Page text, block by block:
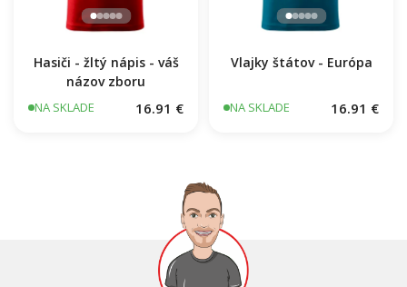
Hasiči - žltý nápis - váš
názov zboru
NA SKLADE 16.91 €
Vlajky štátov - Európa
NA SKLADE 16.91 €